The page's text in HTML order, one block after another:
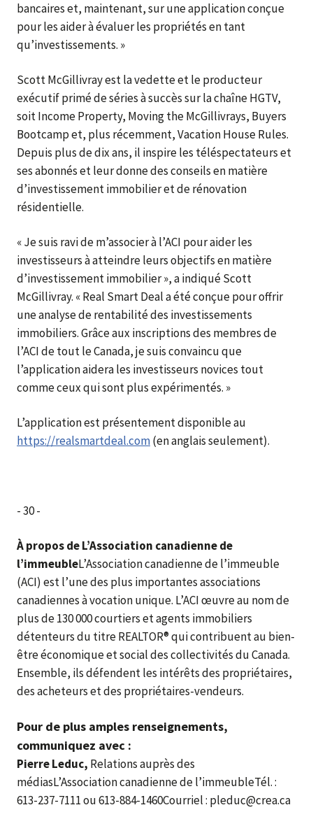
bancaires et, maintenant, sur une application conçue
pour les aider à évaluer les propriétés en tant
qu’investissements. »
Scott McGillivray est la vedette et le producteur
exécutif primé de séries à succès sur la chaîne HGTV,
soit Income Property, Moving the McGillivrays, Buyers
Bootcamp et, plus récemment, Vacation House Rules.
Depuis plus de dix ans, il inspire les téléspectateurs et
ses abonnés et leur donne des conseils en matière
d’investissement immobilier et de rénovation
résidentielle.
« Je suis ravi de m’associer à l’ACI pour aider les
investisseurs à atteindre leurs objectifs en matière
d’investissement immobilier », a indiqué Scott
McGillivray. « Real Smart Deal a été conçue pour offrir
une analyse de rentabilité des investissements
immobiliers. Grâce aux inscriptions des membres de
l’ACI de tout le Canada, je suis convaincu que
l’application aidera les investisseurs novices tout
comme ceux qui sont plus expérimentés. »
L’application est présentement disponible au
https://realsmartdeal.com(en anglais seulement).
- 30 -
À propos de L’Association canadienne de
l’immeubleL’Association canadienne de l’immeuble
(ACI) est l’une des plus importantes associations
canadiennes à vocation unique. L’ACI œuvre au nom de
plus de 130 000 courtiers et agents immobiliers
détenteurs du titre REALTOR® qui contribuent au bien-
être économique et social des collectivités du Canada.
Ensemble, ils défendent les intérêts des propriétaires,
des acheteurs et des propriétaires-vendeurs.
Pour de plus amples renseignements,
communiquez avec :
Pierre Leduc, Relations auprès des
médiasL’Association canadienne de l’immeubleTél. :
613-237-7111 ou 613-884-1460Courriel : pleduc@crea.ca